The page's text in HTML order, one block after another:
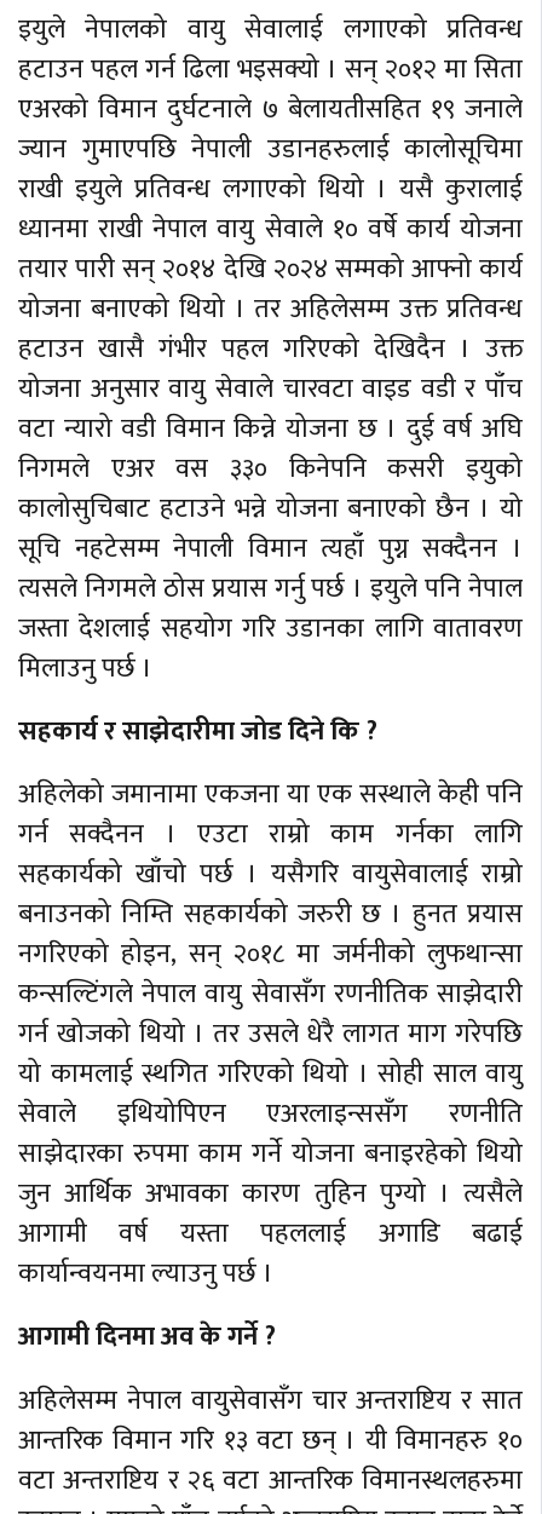
इयुले नेपालको वायु सेवालाई लगाएको प्रतिवन्ध
हटाउन पहल गर्न ढिला भइसक्यो । सन् २०१२ मा सिता
एअरको विमान दुर्घटनाले ७ बेलायतीसहित १९ जनाले
ज्यान गुमाएपछि नेपाली उडानहरुलाई कालोसूचिमा
राखी इयुले प्रतिवन्ध लगाएको थियो । यसै कुरालाई
ध्यानमा राखी नेपाल वायु सेवाले १० वर्षे कार्य योजना
तयार पारी सन् २०१४ देखि २०२४ सम्मको आफ्नो कार्य
योजना बनाएको थियो । तर अहिलेसम्म उक्त प्रतिवन्ध
हटाउन खासै गंभीर पहल गरिएको देखिदैन । उक्त
योजना अनुसार वायु सेवाले चारवटा वाइड वडी र पाँच
वटा न्यारो वडी विमान किन्ने योजना छ । दुई वर्ष अघि
निगमले एअर वस ३३० किनेपनि कसरी इयुको
कालोसुचिबाट हटाउने भन्ने योजना बनाएको छैन । यो
सूचि नहटेसम्म नेपाली विमान त्यहाँ पुग्न सक्दैनन ।
त्यसले निगमले ठोस प्रयास गर्नु पर्छ । इयुले पनि नेपाल
जस्ता देशलाई सहयोग गरि उडानका लागि वातावरण
मिलाउनु पर्छ ।
सहकार्य र साझेदारीमा जोड दिने कि ?
अहिलेको जमानामा एकजना या एक सस्थाले केही पनि
गर्न सक्दैनन । एउटा राम्रो काम गर्नका लागि
सहकार्यको खाँचो पर्छ । यसैगरि वायुसेवालाई राम्रो
बनाउनको निम्ति सहकार्यको जरुरी छ । हुनत प्रयास
नगरिएको होइन, सन् २०१८ मा जर्मनीको लुफथान्सा
कन्सल्टिंगले नेपाल वायु सेवासँग रणनीतिक साझेदारी
गर्न खोजको थियो । तर उसले धेरै लागत माग गरेपछि
यो कामलाई स्थगित गरिएको थियो । सोही साल वायु
सेवाले इथियोपिएन एअरलाइन्ससँग रणनीति
साझेदारका रुपमा काम गर्ने योजना बनाइरहेको थियो
जुन आर्थिक अभावका कारण तुहिन पुग्यो । त्यसैले
आगामी वर्ष यस्ता पहललाई अगाडि बढाई
कार्यान्वयनमा ल्याउनु पर्छ ।
आगामी दिनमा अव के गर्ने ?
अहिलेसम्म नेपाल वायुसेवासँग चार अन्तराष्टिय र सात
आन्तरिक विमान गरि १३ वटा छन् । यी विमानहरु १०
वटा अन्तराष्टिय र २६ वटा आन्तरिक विमानस्थलहरुमा